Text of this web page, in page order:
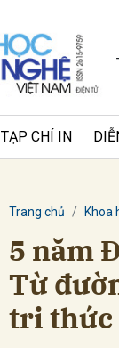
TẠP CHÍ IN
Trang chủ Khoa
5 năm
Từ
tri thức